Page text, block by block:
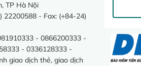
TP Hà Nội
22200588 - Fax: (+84-24)
- 0866200333 -
- 0336128333 -
giao dịch thẻ, giao dịch